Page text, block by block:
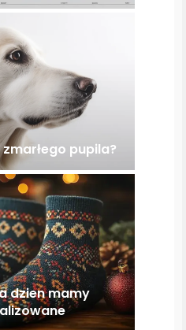
pupila?
dzien mamy